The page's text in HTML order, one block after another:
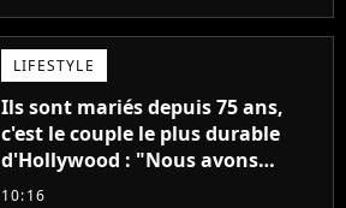
LIFESTYLE
Ils sont mariés depuis 75 ans,
c'est le couple le plus durable
d'Hollywood : "Nous avons
avancé jour après jour, et les
10:16